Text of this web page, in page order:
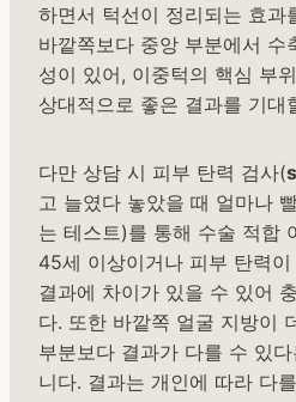
하면서 턱선이 정리되는 효과
바깥쪽보다 중앙 부분에서 수
성이 있어, 이중턱의 핵심 부
상대적으로 좋은 결과를 기대
다만 상담 시 피부 탄력 검사(
고 늘였다 놓았을 때 얼마나
는 테스트)를 통해 수술 적합
45세 이상이거나 피부 탄력
결과에 차이가 있을 수 있어
다. 또한 바깥쪽 얼굴 지방이
부분보다 결과가 다를 수 있
니다. 결과는 개인에 따라 다